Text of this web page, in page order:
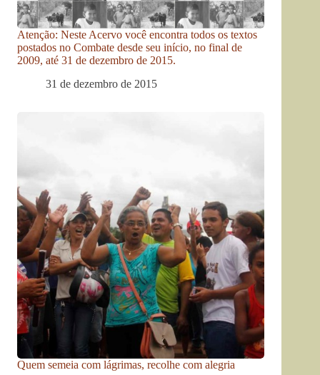
Atenção: Neste Acervo você encontra todos os textos
postados no Combate desde seu início, no final de
2009, até 31 de dezembro de 2015.
31 de dezembro de 2015
Quem semeia com lágrimas, recolhe com alegria